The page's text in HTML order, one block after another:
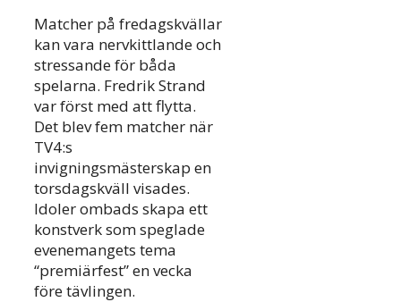
Matcher på fredagskvällar
kan vara nervkittlande och
stressande för båda
spelarna. Fredrik Strand
var först med att flytta.
Det blev fem matcher när
TV4:s
invigningsmästerskap en
torsdagskväll visades.
Idoler ombads skapa ett
konstverk som speglade
evenemangets tema
“premiärfest” en vecka
före tävlingen.